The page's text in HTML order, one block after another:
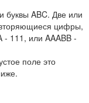
буквы ABC. Две или
цифры,
- 111 , или AAABB -
поле это